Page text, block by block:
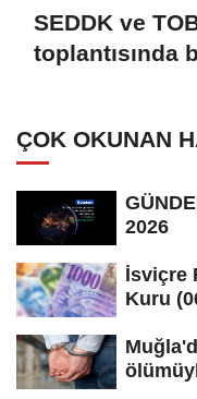
SEDDK ve
toplantısında
ÇOK OKUNAN
2026
İsviçre
Kuru